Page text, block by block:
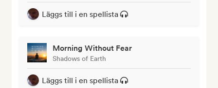
Läggs till i en spellista
Morning Without Fear
Shadows of Earth
Läggs till i en spellista